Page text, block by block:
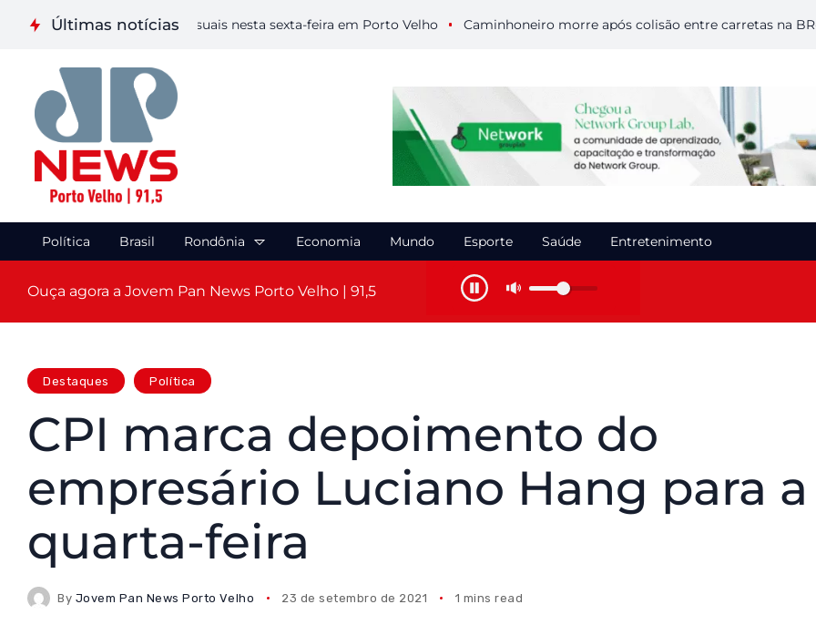
Últimas notícias
etapa de Artes Visuais nesta sexta-feira em Porto Velho Caminhoneiro morre após colisão entre carretas na BR-364
Política Brasil Rondônia Economia Mundo Esporte Saúde Entretenimento
Ouça agora a Jovem Pan News Porto Velho | 91,5
Destaques Política
CPI marca depoimento do
empresário Luciano Hang para a
quarta-feira
By Jovem Pan News Porto Velho 23 de setembro de 2021 1 mins read